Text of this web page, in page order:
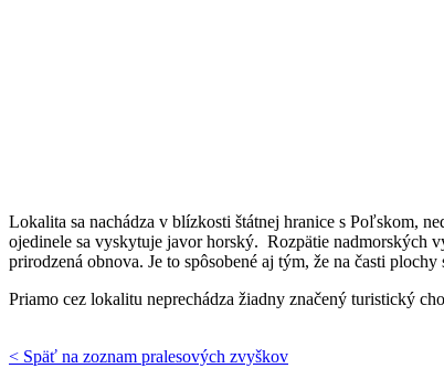
Lokalita sa nachádza v blízkosti štátnej hranice s Poľskom,
ojedinele sa vyskytuje javor horský. Rozpätie nadmorských
prirodzená obnova. Je to spôsobené aj tým, že na časti
Priamo cez lokalitu neprechádza žiadny značený turistický
< Späť na zoznam pralesových zvyškov